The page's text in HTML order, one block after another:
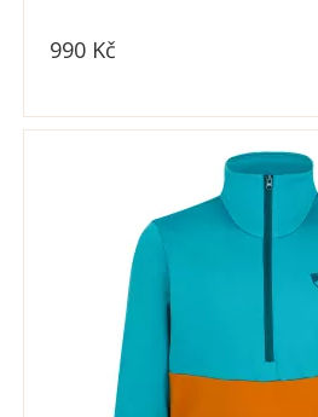
990 Kč